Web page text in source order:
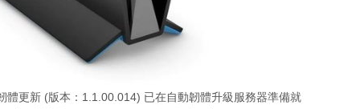
體更新 (版本：1.1.00.014) 已在自動韌體升級服務器準備就